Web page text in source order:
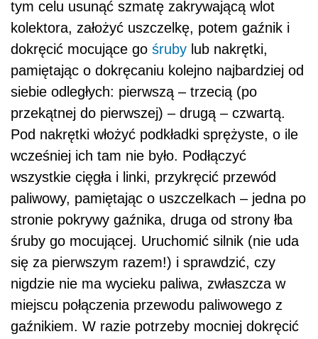
tym celu usunąć szmatę zakrywającą wlot
kolektora, założyć uszczelkę, potem gaźnik i
dokręcić mocujące go śruby lub nakrętki,
pamiętając o dokręcaniu kolejno najbardziej od
siebie odległych: pierwszą – trzecią (po
przekątnej do pierwszej) – drugą – czwartą.
Pod nakrętki włożyć podkładki sprężyste, o ile
wcześniej ich tam nie było. Podłączyć
wszystkie cięgła i linki, przykręcić przewód
paliwowy, pamiętając o uszczelkach – jedna po
stronie pokrywy gaźnika, druga od strony łba
śruby go mocującej. Uruchomić silnik (nie uda
się za pierwszym razem!) i sprawdzić, czy
nigdzie nie ma wycieku paliwa, zwłaszcza w
miejscu połączenia przewodu paliwowego z
gaźnikiem. W razie potrzeby mocniej dokręcić